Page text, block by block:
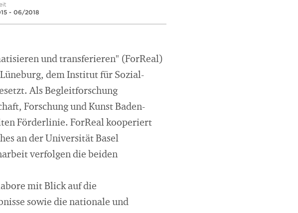
- 06/2018
und transferieren" (ForReal)
dem Institut für Sozial-
Als Begleitforschung
Forschung und Kunst Baden-
Förderlinie. ForReal kooperiert
an der Universität Basel
verfolgen die beiden
mit Blick auf die
sowie die nationale und